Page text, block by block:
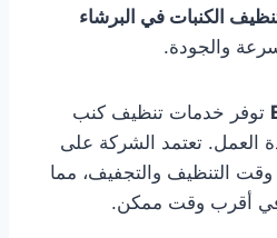
الكنبات في البرشاء
والجودة.
توفر خدمات تنظيف كنب
العمل. تعتمد الشركة على
التنظيف والتجفيف، مما
في أقرب وقت ممكن.